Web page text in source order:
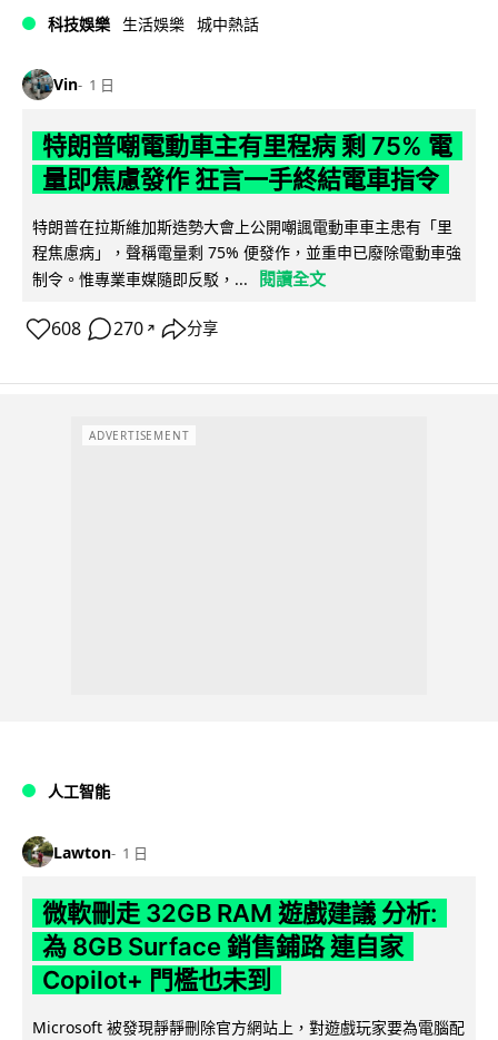
科技娛樂 生活娛樂 城中熱話
Vin 1 日
特朗普嘲電動車主有里程病 剩 75% 電
量即焦慮發作 狂言一手終結電車指令
特朗普在拉斯維加斯造勢大會上公開嘲諷電動車車主患有「里
程焦慮病」，聲稱電量剩 75% 便發作，並重申已廢除電動車強
制令。惟專業車媒隨即反駁，...
閱讀全文
608 270 ↗ 分享
ADVERTISEMENT
人工智能
Lawton 1 日
微軟刪走 32GB RAM 遊戲建議 分析:
為 8GB Surface 銷售鋪路 連自家
Copilot+ 門檻也未到
Microsoft 被發現靜靜刪除官方網站上，對遊戲玩家要為電腦配